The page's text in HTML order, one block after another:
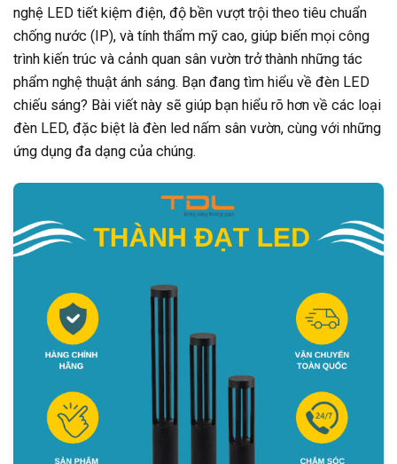
nghệ LED tiết kiệm điện, độ bền vượt trội theo tiêu chuẩn
chống nước (IP), và tính thẩm mỹ cao, giúp biến mọi công
trình kiến trúc và cảnh quan sân vườn trở thành những tác
phẩm nghệ thuật ánh sáng. Bạn đang tìm hiểu về đèn LED
chiếu sáng? Bài viết này sẽ giúp bạn hiểu rõ hơn về các loại
đèn LED, đặc biệt là đèn led nấm sân vườn, cùng với những
ứng dụng đa dạng của chúng.